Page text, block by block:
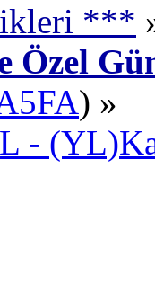
***
Özel
) »
-